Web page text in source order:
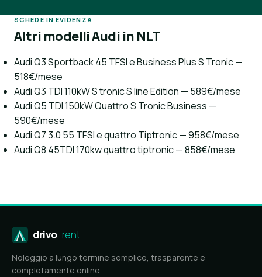
SCHEDE IN EVIDENZA
Altri modelli Audi in NLT
Audi Q3 Sportback 45 TFSI e Business Plus S Tronic —
518€/mese
Audi Q3 TDI 110kW S tronic S line Edition — 589€/mese
Audi Q5 TDI 150kW Quattro S Tronic Business —
590€/mese
Audi Q7 3.0 55 TFSI e quattro Tiptronic — 958€/mese
Audi Q8 45TDI 170kw quattro tiptronic — 858€/mese
drivo .rent
Noleggio a lungo termine semplice, trasparente e
completamente online.